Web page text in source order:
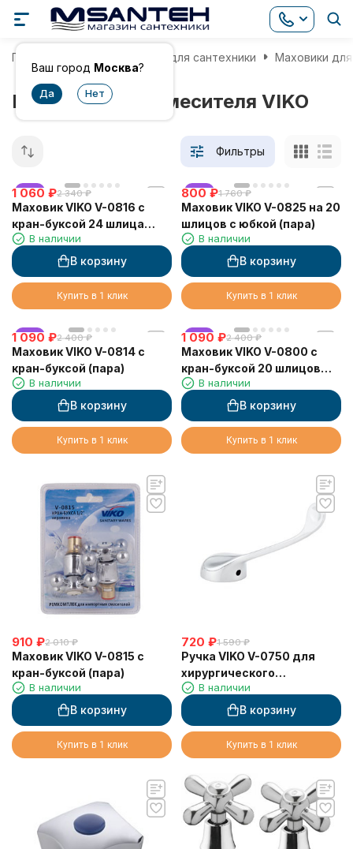
Ваш город Москва?
Главная Комплектующие для сантехники Маховики
Маховики для смесителя VIKO
Фильтры
хит
1 060 ₽2 340 ₽
Маховик VIKO V-0816 с
кран-буксой 24 шлица
(пара)В наличии
В корзину
Купить в 1 клик
хит
800 ₽1 760 ₽
Маховик VIKO V-0825 на 20
шлицов с юбкой (пара)
В наличии
В корзину
Купить в 1 клик
хит
1 090 ₽2 400 ₽
Маховик VIKO V-0814 с
кран-буксой (пара)
В наличии
В корзину
Купить в 1 клик
хит
1 090 ₽2 400 ₽
Маховик VIKO V-0800 с
кран-буксой 20 шлицов
(пара)В наличии
В корзину
Купить в 1 клик
910 ₽2 010 ₽
Маховик VIKO V-0815 с
кран-буксой (пара)
В наличии
В корзину
Купить в 1 клик
720 ₽1 590 ₽
Ручка VIKO V-0750 для
хирургического
смесителя
В наличии
В корзину
Купить в 1 клик